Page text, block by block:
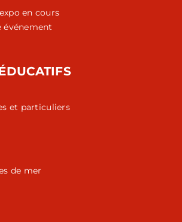
en cours
événement
et particuliers
de mer